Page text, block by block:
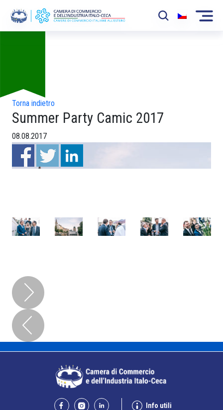
Eventi
Sviluppo Mercato
Soci
Partner
Torna indietro
Summer Party Camic 2017
08.08.2017
Info utili